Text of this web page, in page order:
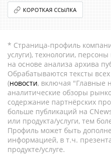
КОРОТКАЯ ССЫЛКА
* Страница-профиль
услуги), технологии,
на основе анализа архива
Обрабатываются тексты
(новости, включая "Главные
аналитические обзоры
содержание партнёрских
больше публикаций на
или продукта/услуги, тем
Профиль может быть
информацией, в т.ч.
продукте/услуге.